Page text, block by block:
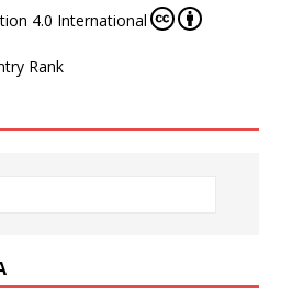
4.0 International